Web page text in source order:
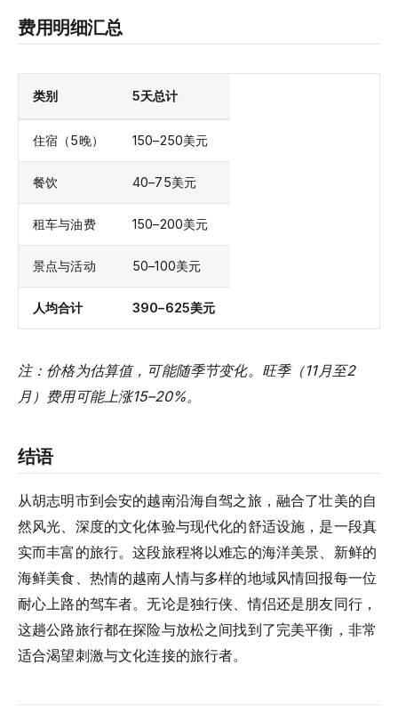
费用明细汇总
类别 5天总计
住宿（5晚） 150–250美元
餐饮 40–75美元
租车与油费 150–200美元
景点与活动 50–100美元
人均合计 390–625美元
注：价格为估算值，可能随季节变化。旺季（11月至2
月）费用可能上涨15–20%。
结语
从胡志明市到会安的越南沿海自驾之旅，融合了壮美的自
然风光、深度的文化体验与现代化的舒适设施，是一段真
实而丰富的旅行。这段旅程将以难忘的海洋美景、新鲜的
海鲜美食、热情的越南人情与多样的地域风情回报每一位
耐心上路的驾车者。无论是独行侠、情侣还是朋友同行，
这趟公路旅行都在探险与放松之间找到了完美平衡，非常
适合渴望刺激与文化连接的旅行者。